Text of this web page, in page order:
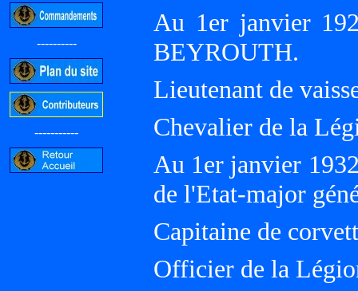
----------
-----------
Au 1er janvier
BEYROUTH.
Lieutenant de
Chevalier de la
Au 1er janvier
de l'Etat-major
Capitaine de
Officier de la